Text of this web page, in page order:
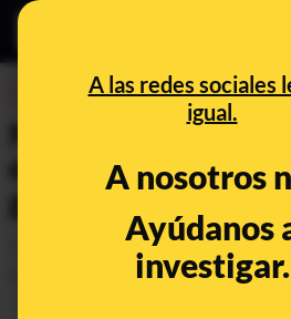
A las redes sociales
igual.
A nosotros
Ayúdanos
investigar.
No, Carrefour no
emails para
gratis: es
Feb 26, 2024, 3:36:52 PM